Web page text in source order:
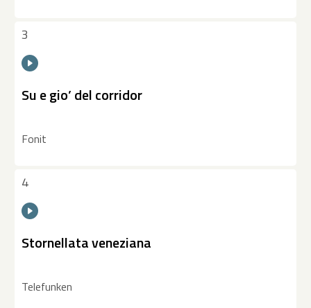
3
Su e gio’ del corridor
Fonit
4
Stornellata veneziana
Telefunken